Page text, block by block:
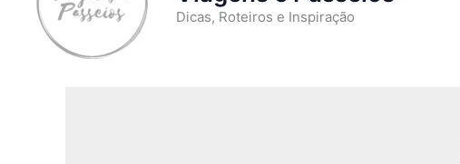
Dicas, Roteiros e Inspiração